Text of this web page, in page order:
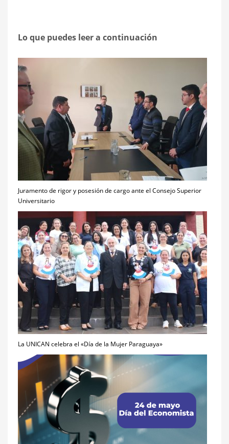
Lo que puedes leer a continuación
Juramento de rigor y posesión de cargo ante el Consejo Superior
Universitario
La UNICAN celebra el «Día de la Mujer Paraguaya»